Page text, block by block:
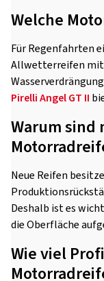
Welche
Für Regenfahrten
Allwetterreifen
Pirelli Angel GT II
Warum sind
Neue Reifen
Deshalb ist es
die Oberfläche
Wie viel